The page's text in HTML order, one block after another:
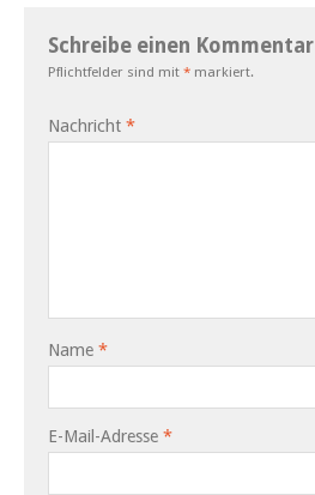
Schreibe einen Kommentar
Pflichtfelder sind mit * markiert.
Nachricht *
Name *
E-Mail-Adresse *